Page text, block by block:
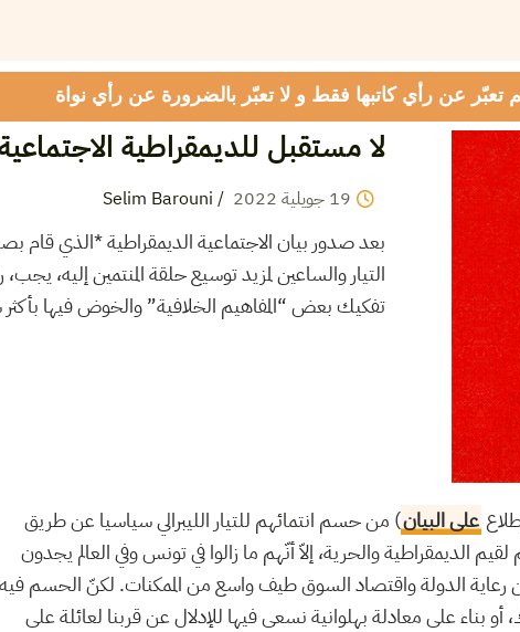
تعبّر عن رأي كاتبها فقط و لا تعبّر بالضرورة عن رأي نواة
لا مستقبل للديمقراطية
19 جويلية 2022
/
Selim Barouni
بعد صدور بيان الاجتماعية الديمقراطية *الذي قام
التيار والساعين لمزيد توسيع حلقة المنتمين إليه،
تفكيك بعض “المفاهيم الخلافية” والخوض فيها
على البيان) من حسم انتمائهم للتيار الليبرالي سياسيا عن طريق
الديمقراطية والحرية، إلاّ أنّهم ما زالوا في تونس وفي العالم يجدون
الدولة واقتصاد السوق طيف واسع من الممكنات. لكنّ الحسم فيه
بناء على معادلة بهلوانية نسعى فيها للإدلال عن قربنا لعائلة على